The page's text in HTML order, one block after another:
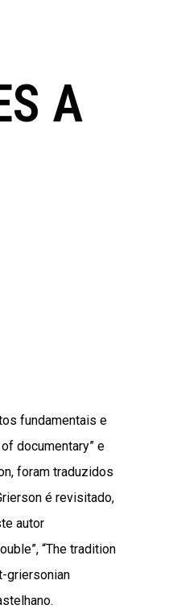
A
fundamentais e
documentary” e
foram traduzidos
é revisitado,
autor
“The tradition
griersonian